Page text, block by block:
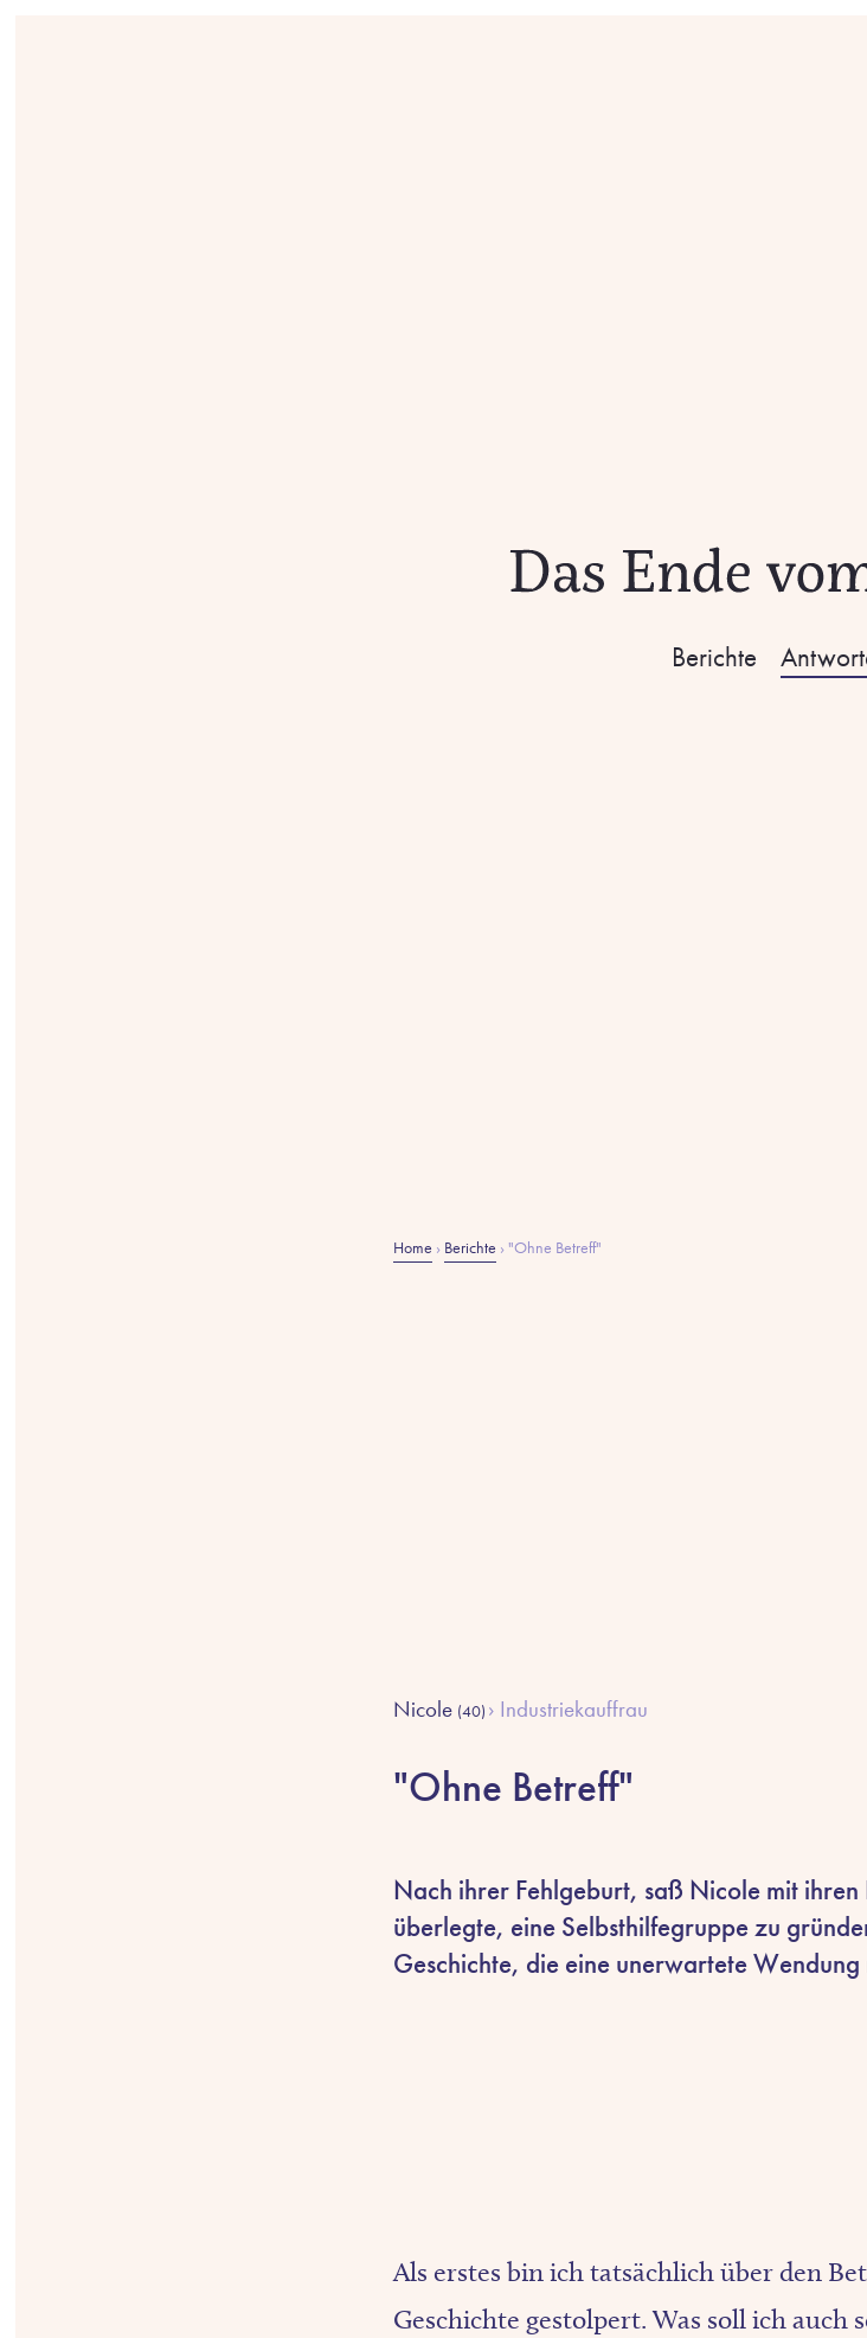
Berichte
Home › Berichte ›"Ohne Betreff"
Nicole (40) Industriekauffrau
"Ohne Betreff"
Nach ihrer Fehlgeburt, saß Nicole mit ihren
überlegte, eine Selbsthilfegruppe zu
Geschichte, die eine unerwartete Wendung
Als erstes bin ich tatsächlich über den
Geschichte gestolpert. Was soll ich auch